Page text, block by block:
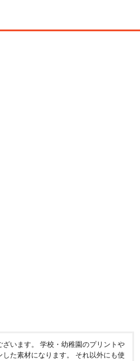
います。 学校・幼稚園のプリントや
た素材になります。 それ以外にも使